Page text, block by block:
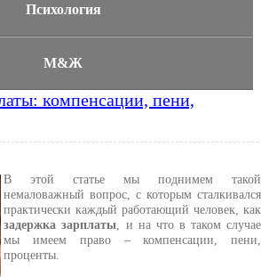
Психология
М&Ж
компенсации, пени,
В этой статье мы поднимем такой
немаловажный вопрос, с которым сталкивался
практически каждый работающий человек, как
задержка зарплаты , и на что в таком случае
мы имеем право – компенсации, пени,
проценты.